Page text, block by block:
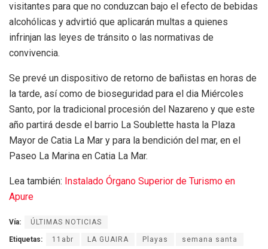
visitantes para que no conduzcan bajo el efecto de bebidas
alcohólicas y advirtió que aplicarán multas a quienes
infrinjan las leyes de tránsito o las normativas de
convivencia.
Se prevé un dispositivo de retorno de bañistas en horas de
la tarde, así como de bioseguridad para el dia Miércoles
Santo, por la tradicional procesión del Nazareno y que este
año partirá desde el barrio La Soublette hasta la Plaza
Mayor de Catia La Mar y para la bendición del mar, en el
Paseo La Marina en Catia La Mar.
Lea también: Instalado Órgano Superior de Turismo en
Apure
Vía: ÚLTIMAS NOTICIAS
Etiquetas: 11abr LA GUAIRA Playas semana santa